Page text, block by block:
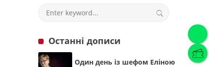
Українська
Останні дописи
Один день із шефом Еліною